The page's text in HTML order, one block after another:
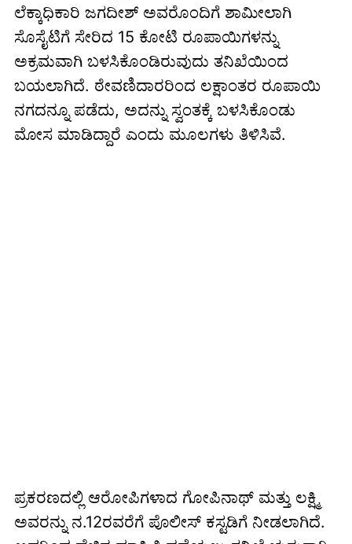
ಲೆಕ್ಕಾಧಿಕಾರಿ ಜಗದೀಶ್ ಅವರೊಂದಿಗೆ ಶಾಮೀಲಾಗಿ
ಸೊಸೈಟಿಗೆ ಸೇರಿದ 15 ಕೋಟಿ ರೂಪಾಯಿಗಳನ್ನು
ಅಕ್ರಮವಾಗಿ ಬಳಸಿಕೊಂಡಿರುವುದು ತನಿಖೆಯಿಂದ
ಬಯಲಾಗಿದೆ. ಠೇವಣಿದಾರರಿಂದ ಲಕ್ಷಾಂತರ ರೂಪಾಯಿ
ನಗದನ್ನೂ ಪಡೆದು, ಅದನ್ನು ಸ್ವಂತಕ್ಕೆ ಬಳಸಿಕೊಂಡು
ಮೋಸ ಮಾಡಿದ್ದಾರೆ ಎಂದು ಮೂಲಗಳು ತಿಳಿಸಿವೆ.
ಪ್ರಕರಣದಲ್ಲಿ ಆರೋಪಿಗಳಾದ ಗೋಪಿನಾಥ್ ಮತ್ತು ಲಕ್ಷ್ಮಿ
ಅವರನ್ನು ನ.12ರವರೆಗೆ ಪೊಲೀಸ್ ಕಸ್ಟಡಿಗೆ ನೀಡಲಾಗಿದೆ.